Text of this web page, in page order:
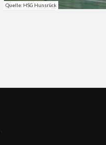
Quelle: HSG Hunsrück